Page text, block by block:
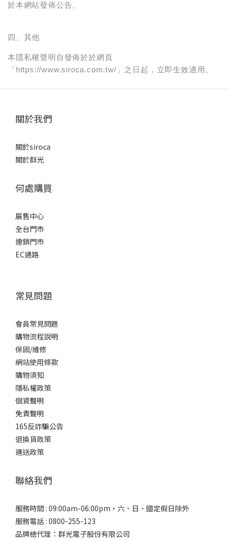
於本網站發佈公告。
四、其他
本隱私權聲明自發佈於於網頁
「https://www.siroca.com.tw/」之日起，立即生效適用。
關於我們
關於siroca
關於群光
何處購買
展售中心
全台門市
連鎖門市
EC通路
常見問題
會員常見問題
購物流程說明
保固/維修
網站使用條款
購物須知
隱私權政策
個資聲明
免責聲明
165反詐騙公告
退換貨政策
運送政策
聯絡我們
服務時間 : 09:00am-06:00pm，六、日、國定假日除外
服務電話 : 0800-255-123
品牌總代理：群光電子股份有限公司